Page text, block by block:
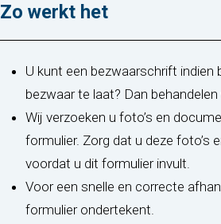
Zo werkt het
U kunt een bezwaarschrift
bezwaar te laat? Dan
Wij verzoeken u foto’s en
formulier. Zorg dat u deze
voordat u dit formulier invult.
Voor een snelle en correcte
formulier ondertekent.